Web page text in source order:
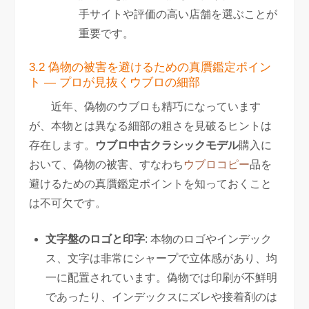
手サイトや評価の高い店舗を選ぶことが
重要です。
3.2 偽物の被害を避けるための真贋鑑定ポイン
ト — プロが見抜くウブロの細部
近年、偽物のウブロも精巧になっています
が、本物とは異なる細部の粗さを見破るヒントは
存在します。 ウブロ中古クラシックモデル購入に
おいて、偽物の被害、すなわち ウブロコピー品を
避けるための真贋鑑定ポイントを知っておくこと
は不可欠です。
文字盤のロゴと印字: 本物のロゴやインデック
ス、文字は非常にシャープで立体感があり、均
一に配置されています。偽物では印刷が不鮮明
であったり、インデックスにズレや接着剤のは